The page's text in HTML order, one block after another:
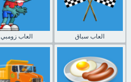
العاب زومبي العاب سباق